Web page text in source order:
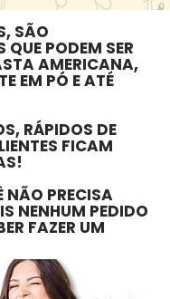
SÃO
QUE PODEM SER
AMERICANA,
EM PÓ E ATÉ
RÁPIDOS DE
FICAM
NÃO PRECISA
NENHUM PEDIDO
FAZER UM